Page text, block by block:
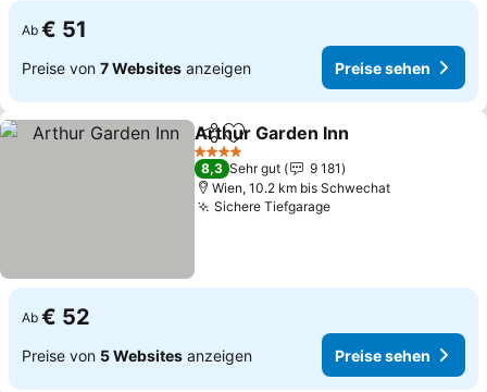
Ab € 51
Preise von 7 Websites anzeigen Preise sehen
TeilenZu Favoriten hinzufügen
Arthur Garden Inn
4 Sterne
8,3 Sehr gut
9 181
Wien, 10.2 km bis Schwechat
Sichere Tiefgarage
Ab € 52
Preise von 5 Websites anzeigen Preise sehen